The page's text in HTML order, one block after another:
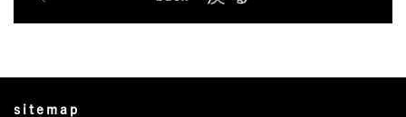
sitemap